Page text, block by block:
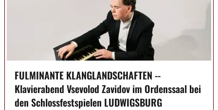
FULMINANTE KLANGLANDSCHAFTEN --
Klavierabend Vsevolod Zavidov im Ordenssaal bei
den Schlossfestspielen LUDWIGSBURG